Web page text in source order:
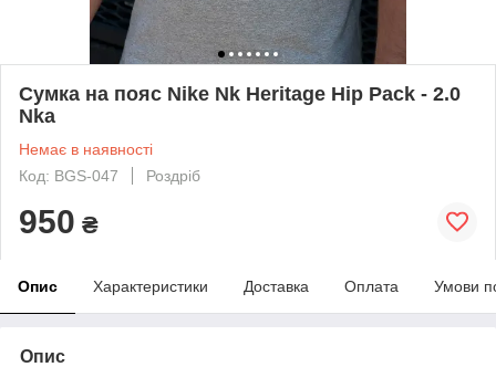
Сумка на пояс Nike Nk Heritage Hip Pack - 2.0
Nka
Немає в наявності
Код: BGS-047
Роздріб
950 ₴
Опис Характеристики Доставка Оплата Умови
Опис